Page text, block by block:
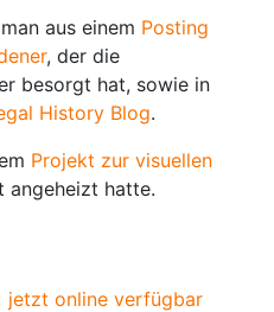
aus einem Posting
, der die
besorgt hat, sowie in
History Blog.
Projekt zur visuellen
angeheizt hatte.
jetzt online verfügbar